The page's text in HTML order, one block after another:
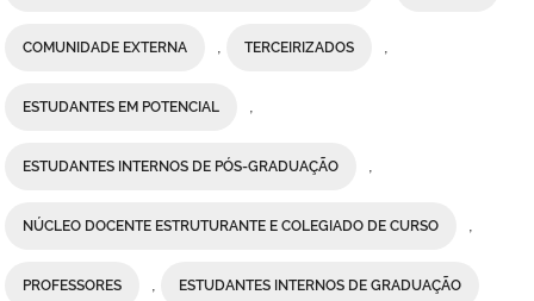
COMUNIDADE EXTERNA , TERCEIRIZADOS ,
ESTUDANTES EM POTENCIAL ,
ESTUDANTES INTERNOS DE PÓS-GRADUAÇÃO ,
NÚCLEO DOCENTE ESTRUTURANTE E COLEGIADO DE CURSO ,
PROFESSORES , ESTUDANTES INTERNOS DE GRADUAÇÃO